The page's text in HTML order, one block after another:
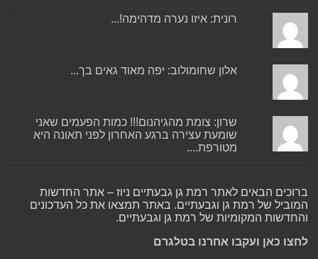
רונית: איזו נערה מדהימה!...
אלון שחומולוב: יפה מאוד גאים בך...
שרון: צומת מהגיהנום!!! כמות הפעמים שאני
שומעת עצירה ברגע האחרון לפני תאונה היא
מטורפת....
ברוכים הבאים לאתר רמת גן גבעתיים ניוז – אתר החדשות
המוביל של רמת גן וגבעתיים. באתר תמצאו את כל העדכונים
והחדשות המקומיות של רמת גן וגבעתיים.
לחצו כאן ועקבו אחרנו בטלגרם